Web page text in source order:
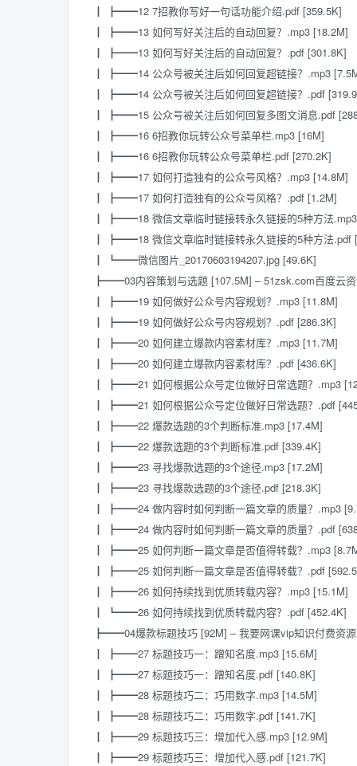
┃ ┣━━12 7招教你写好一句话功能介绍.pdf [359.5K]
┃ ┣━━13 如何写好关注后的自动回复？.mp3 [18.2M]
┃ ┣━━13 如何写好关注后的自动回复？.pdf [301.8K]
┃ ┣━━14 公众号被关注后如何回复超链接？.mp3
┃ ┣━━14 公众号被关注后如何回复超链接？.pdf
┃ ┣━━15 公众号被关注后如何回复多图文消息.pdf
┃ ┣━━16 6招教你玩转公众号菜单栏.mp3 [16M]
┃ ┣━━16 6招教你玩转公众号菜单栏.pdf [270.2K]
┃ ┣━━17 如何打造独有的公众号风格？.mp3 [14.8M]
┃ ┣━━17 如何打造独有的公众号风格？.pdf [1.2M]
┃ ┣━━18 微信文章临时链接转永久链接的5种方法
┃ ┣━━18 微信文章临时链接转永久链接的5种方法.pdf
┃ ┗━━微信图片_20170603194207.jpg [49.6K]
┣━━03内容策划与选题 [107.5M] – 51zsk.com百度云
┃ ┣━━19 如何做好公众号内容规划？.mp3 [11.8M]
┃ ┣━━19 如何做好公众号内容规划？.pdf [286.3K]
┃ ┣━━20 如何建立爆款内容素材库？.mp3 [11.7M]
┃ ┣━━20 如何建立爆款内容素材库？.pdf [436.6K]
┃ ┣━━21 如何根据公众号定位做好日常选题？.mp3
┃ ┣━━21 如何根据公众号定位做好日常选题？.pdf
┃ ┣━━22 爆款选题的3个判断标准.mp3 [17.4M]
┃ ┣━━22 爆款选题的3个判断标准.pdf [339.4K]
┃ ┣━━23 寻找爆款选题的3个途径.mp3 [17.2M]
┃ ┣━━23 寻找爆款选题的3个途径.pdf [218.3K]
┃ ┣━━24 做内容时如何判断一篇文章的质量？.mp3
┃ ┣━━24 做内容时如何判断一篇文章的质量？.pdf
┃ ┣━━25 如何判断一篇文章是否值得转载？.mp3
┃ ┣━━25 如何判断一篇文章是否值得转载？.pdf
┃ ┣━━26 如何持续找到优质转载内容？.mp3 [15.1M]
┃ ┗━━26 如何持续找到优质转载内容？.pdf [452.4K]
┣━━04爆款标题技巧 [92M] – 我要网课vip知识付费资源
┃ ┣━━27 标题技巧一：蹭知名度.mp3 [15.6M]
┃ ┣━━27 标题技巧一：蹭知名度.pdf [140.8K]
┃ ┣━━28 标题技巧二：巧用数字.mp3 [14.5M]
┃ ┣━━28 标题技巧二：巧用数字.pdf [141.7K]
┃ ┣━━29 标题技巧三：增加代入感.mp3 [12.9M]
┃ ┣━━29 标题技巧三：增加代入感.pdf [121.7K]